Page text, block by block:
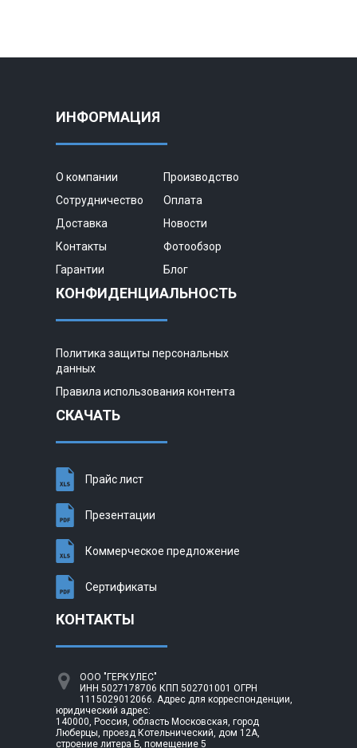
ИНФОРМАЦИЯ
О компании
Производство
Сотрудничество
Оплата
Доставка
Новости
Контакты
Фотообзор
Гарантии
Блог
КОНФИДЕНЦИАЛЬНОСТЬ
Политика защиты персональных
данных
Правила использования контента
СКАЧАТЬ
Прайс лист
Презентации
Коммерческое предложение
Сертификаты
КОНТАКТЫ
ООО "ГЕРКУЛЕС"
ИНН 5027178706 КПП 502701001 ОГРН
1115029012066. Адрес для корреспонденции,
юридический адрес:
140000, Россия, область Московская, город
Люберцы, проезд Котельнический, дом 12А,
строение литера Б, помещение 5